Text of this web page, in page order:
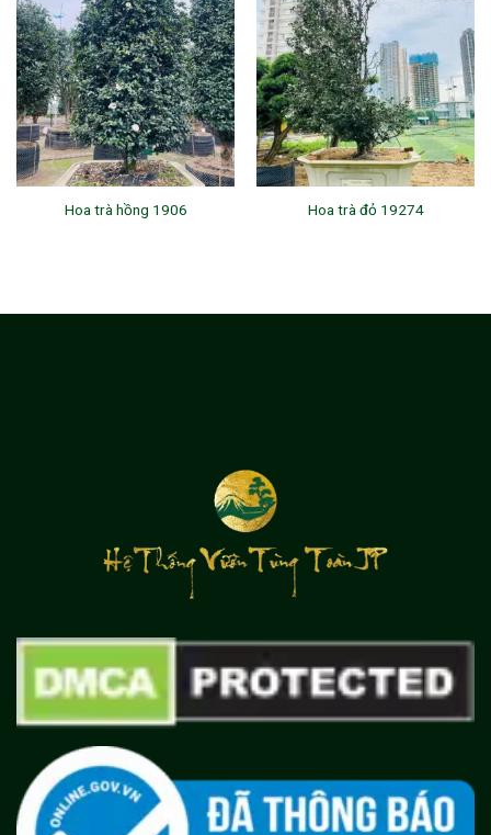
Hoa trà hồng 1906 Hoa trà đỏ 19274